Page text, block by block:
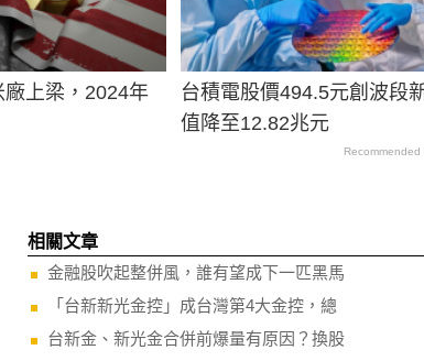
上梁，2024年
台積電股價494.5元創波段
值降至12.82兆元
Recommended
相關文章
金融股吹起整併風，誰有望成下一匹黑馬
「台新新光金控」成台灣第4大金控，總
台新金、新光金合併前爆量有原因？換股